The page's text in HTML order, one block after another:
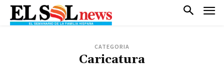
CATEGORIA
Caricatura